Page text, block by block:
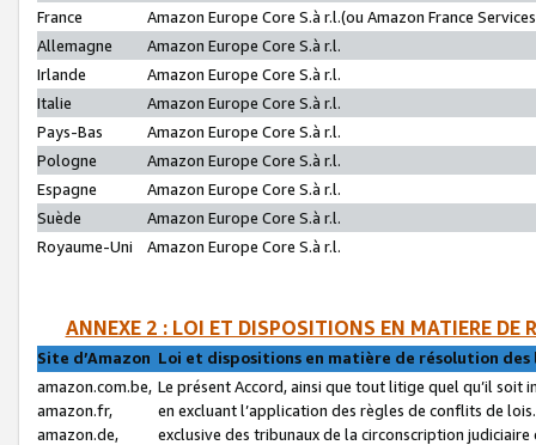
France
Amazon Europe Core S.à r.l.(ou Amazon France
Allemagne
Amazon Europe Core S.à r.l.
Irlande
Amazon Europe Core S.à r.l.
Italie
Amazon Europe Core S.à r.l.
Pays-Bas
Amazon Europe Core S.à r.l.
Pologne
Amazon Europe Core S.à r.l.
Espagne
Amazon Europe Core S.à r.l.
Suède
Amazon Europe Core S.à r.l.
Royaume-Uni
Amazon Europe Core S.à r.l.
ANNEXE 2 : LOI ET DISPOSITIONS EN MATIERE DE
Site d’Amazon Loi et dispositions en matière de résolution
amazon.com.be,
amazon.fr,
amazon.de,
Le présent Accord, ainsi que tout litige quel qu’il soit
en excluant l’application des règles de conflits de
exclusive des tribunaux de la circonscription